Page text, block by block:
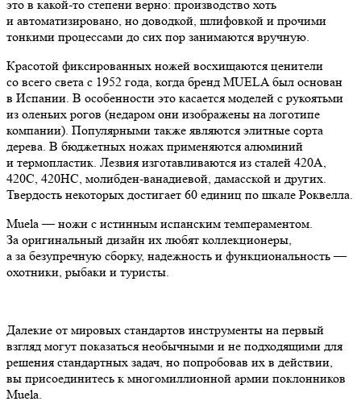
это в какой-то степени верно: производство хоть
и автоматизировано, но доводкой, шлифовкой и прочими
тонкими процессами до сих пор занимаются вручную.
Красотой фиксированных ножей восхищаются ценители
со всего света с 1952 года, когда бренд MUELA был основан
в Испании. В особенности это касается моделей с рукоятьми
из оленьих рогов (недаром они изображены на логотипе
компании). Популярными также являются элитные сорта
дерева. В бюджетных ножах применяются алюминий
и термопластик. Лезвия изготавливаются из сталей 420А,
420С, 420НС, молибден-ванадиевой, дамасской и других.
Твердость некоторых достигает 60 единиц по шкале Роквелла.
Muela — ножи с истинным испанским темпераментом.
За оригинальный дизайн их любят коллекционеры,
а за безупречную сборку, надежность и функциональность —
охотники, рыбаки и туристы.
Далекие от мировых стандартов инструменты на первый
взгляд могут показаться необычными и не подходящими для
решения стандартных задач, но попробовав их в действии,
вы присоединитесь к многомиллионной армии поклонников
Muela.